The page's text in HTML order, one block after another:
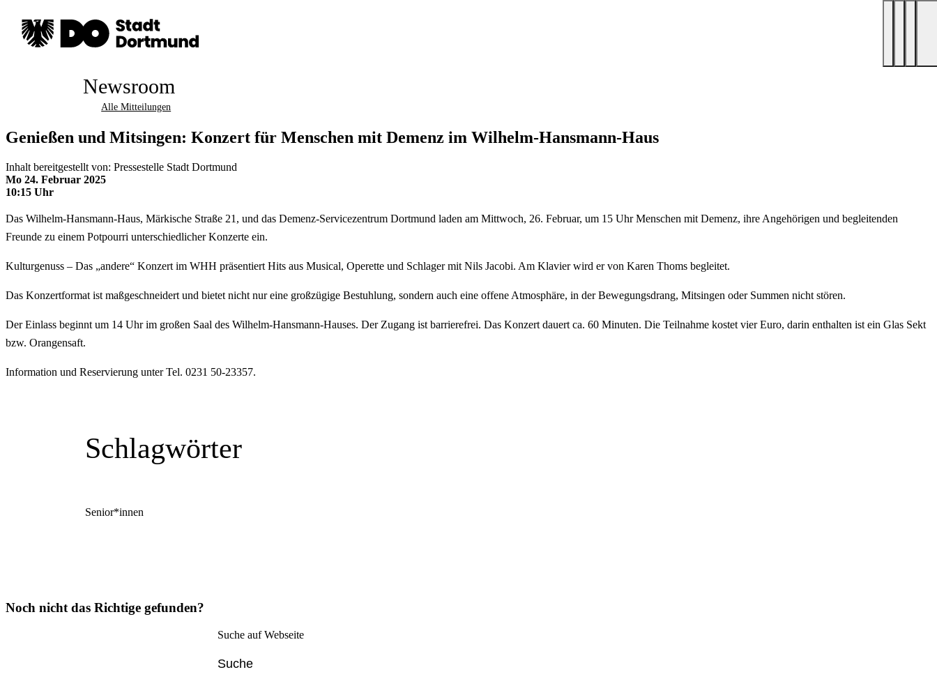
Newsroom
Alle Mitteilungen
Genießen und Mitsingen: Konzert für Menschen mit Demenz im Wilhelm-Hansmann-Haus
Inhalt bereitgestellt von: Pressestelle Stadt Dortmund
Mo 24. Februar 2025
10:15 Uhr
Das Wilhelm-Hansmann-Haus, Märkische Straße 21, und das Demenz-Servicezentrum Dortmund laden am Mittwoch, 26. Februar, um 15 Uhr Menschen mit Demenz, ihre Angehörigen und begleitenden
Freunde zu einem Potpourri unterschiedlicher Konzerte ein.
Kulturgenuss – Das „andere“ Konzert im WHH präsentiert Hits aus Musical, Operette und Schlager mit Nils Jacobi. Am Klavier wird er von Karen Thoms begleitet.
Das Konzertformat ist maßgeschneidert und bietet nicht nur eine großzügige Bestuhlung, sondern auch eine offene Atmosphäre, in der Bewegungsdrang, Mitsingen oder Summen nicht stören.
Der Einlass beginnt um 14 Uhr im großen Saal des Wilhelm-Hansmann-Hauses. Der Zugang ist barrierefrei. Das Konzert dauert ca. 60 Minuten. Die Teilnahme kostet vier Euro, darin enthalten ist ein Glas Sekt
bzw. Orangensaft.
Information und Reservierung unter Tel. 0231 50-23357.
Schlagwörter
Senior*innen
Noch nicht das Richtige gefunden?
Suche auf Webseite